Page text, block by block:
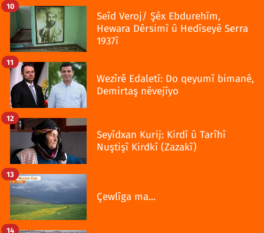
Seîd Veroj/ Şêx Ebdurehîm,
Hewara Dêrsimî û Hedîseyê Serra
1937î
10
Wezîrê Edaletî: Do qeyumî bimanê,
Demirtaş nêvejîyo
11
Seyîdxan Kurij: Kirdî û Tarîhî
Nuştişî Kirdkî (Zazakî)
12
Çewlîga ma...
13
14